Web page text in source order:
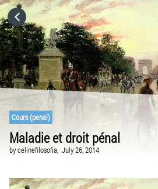
Cours (penal)
Maladie et droit pénal
bycelinefilosofia, July 26, 2014
HOME
CATEGORIES
GO TO
VISIT WEBSITE